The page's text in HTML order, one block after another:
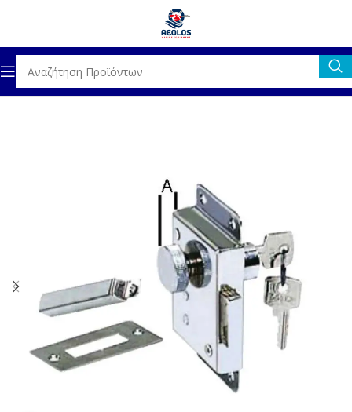
Αρχική σελίδα ΓΕΝΙΚΟΣ ΕΞΟΠΛΙΣΜΟΣ